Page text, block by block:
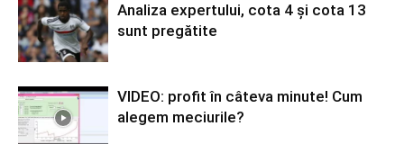
Analiza expertului, cota 4 și cota 13
sunt pregătite
VIDEO: profit în câteva minute! Cum
alegem meciurile?